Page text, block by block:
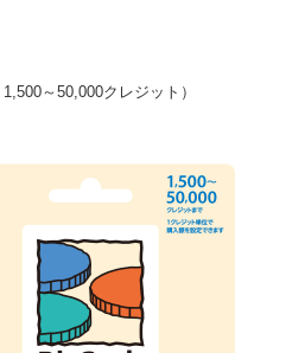
～50,000クレジット）